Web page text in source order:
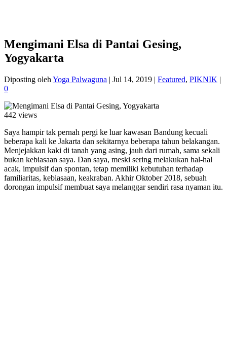
Mengimani Elsa di Pantai Gesing,
Yogyakarta
Diposting oleh Yoga Palwaguna | Jul 14, 2019 | Featured, PIKNIK |
0
442 views
Saya hampir tak pernah pergi ke luar kawasan Bandung kecuali
beberapa kali ke Jakarta dan sekitarnya beberapa tahun belakangan.
Menjejakkan kaki di tanah yang asing, jauh dari rumah, sama sekali
bukan kebiasaan saya. Dan saya, meski sering melakukan hal-hal
acak, impulsif dan spontan, tetap memiliki kebutuhan terhadap
familiaritas, kebiasaan, keakraban. Akhir Oktober 2018, sebuah
dorongan impulsif membuat saya melanggar sendiri rasa nyaman itu.